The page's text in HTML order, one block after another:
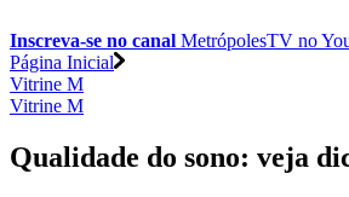
Inscreva-se no canal MetrópolesTV no
Página Inicial
Vitrine M
Vitrine M
Qualidade do sono: veja